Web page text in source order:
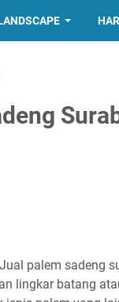
Jual palem sadeng
lingkar batang